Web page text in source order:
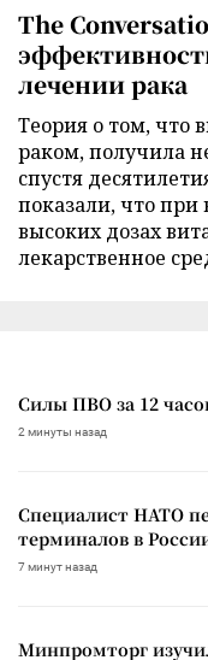
The
лечении рака
Теория о том, что
раком, получила
спустя
показали, что
высоких дозах
лекарственное
Силы ПВО за 12
2 минуты назад
Специалист НАТО
терминалов в
7 минут назад
Минпромторг